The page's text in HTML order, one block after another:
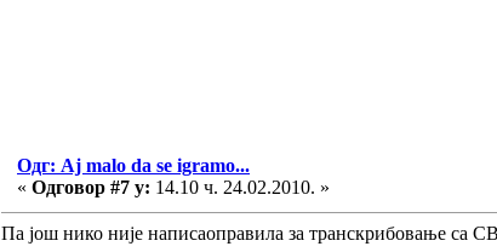
Одг: Aj malo da se igramo...
« Одговор #7 у: 14.10 ч. 24.02.2010. »
Па још нико није написаоправила за транскрибовање